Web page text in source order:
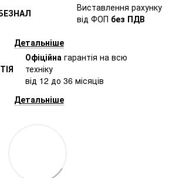
Виставлення рахунку
від ФОП без ПДВ
Детальніше
Офіційна гарантія на всю
техніку
від 12 до 36 місяців
Детальніше